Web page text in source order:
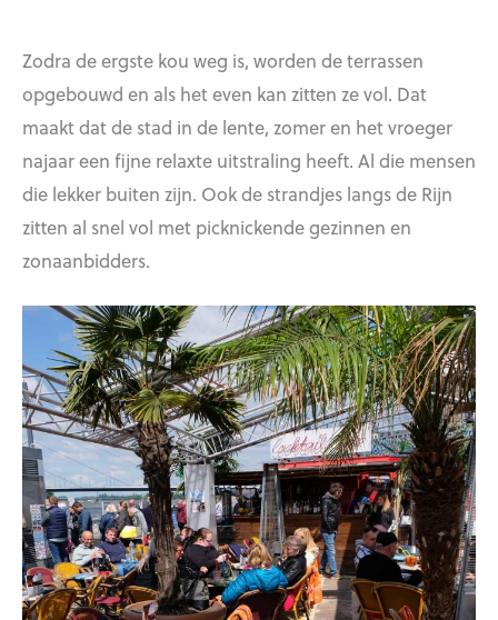
Zodra de ergste kou weg is, worden de terrassen
opgebouwd en als het even kan zitten ze vol. Dat
maakt dat de stad in de lente, zomer en het vroeger
najaar een fijne relaxte uitstraling heeft. Al die mensen
die lekker buiten zijn. Ook de strandjes langs de Rijn
zitten al snel vol met picknickende gezinnen en
zonaanbidders.